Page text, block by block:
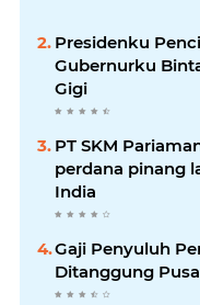
Presidenku
Gubernurku
Gigi
PT SKM
perdana pinang
India
Gaji Penyuluh
Ditanggung